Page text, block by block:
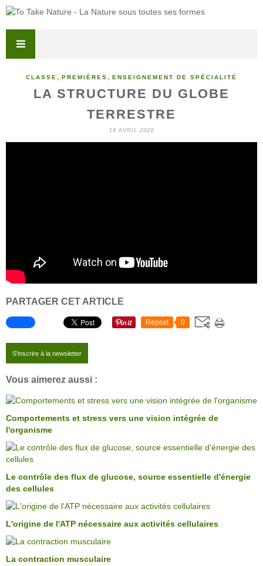
CLASSE PREMIÈRES ENSEIGNEMENT DE SPÉCIALITÉ
LA STRUCTURE DU GLOBE
TERRESTRE
14 AVRIL 2020
PARTAGER CET ARTICLE
Repost 0
S'inscrire à la newsletter
Vous aimerez aussi :
Comportements et stress vers une vision intégrée de
l'organisme
Le contrôle des flux de glucose, source essentielle d'énergie
des cellules
L'origine de l'ATP nécessaire aux activités cellulaires
La contraction musculaire